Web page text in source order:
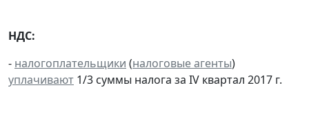
НДС:
- налогоплательщики (налоговые агенты)
уплачивают 1/3 суммы налога за IV квартал 2017 г.